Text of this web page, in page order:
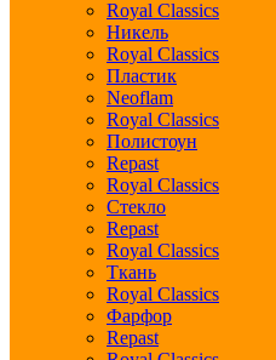
Royal Classics
Никель
Royal Classics
Пластик
Neoflam
Royal Classics
Полистоун
Repast
Royal Classics
Стекло
Repast
Royal Classics
Ткань
Royal Classics
Фарфор
Repast